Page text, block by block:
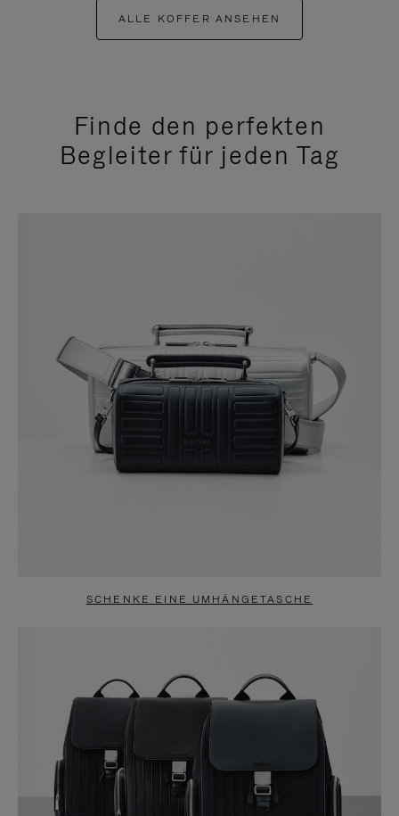
ALLE KOFFER ANSEHEN
Finde den perfekten
Begleiter für jeden Tag
SCHENKE EINE UMHÄNGETASCHE